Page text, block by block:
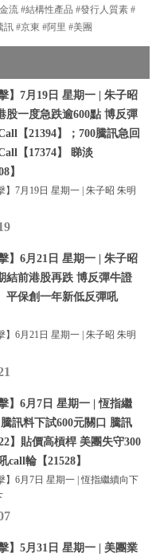
流 #結構性產品 #發行人質素 #
#京東 #阿里 #美團
】7月19日 星期一 | 朱子昭
股一度急跌逾600點 博反彈
【21394】；700騰訊急回
【17374】 睇淡
】
】7月19日 星期一 | 朱子昭 朱明
】6月21日 星期一 | 朱子昭
結前港股再跌 博反彈牛證
平保創一年新低反彈吼
】6月21日 星期一 | 朱子昭 朱明
】6月7日 星期一 | 恆指繼
訊料下試600元關口 騰訊
】貼價高槓桿 美團失守300
call輪【21528】
】6月7日 星期一 | 恆指繼續向下
】5月31日 星期一 | 美團業